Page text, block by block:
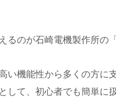
るのが石崎電機製作所の
い機能性から多くの方に
して、初心者でも簡単に